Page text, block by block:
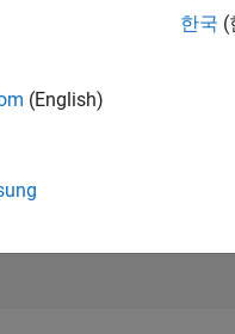
(English)
한국 (